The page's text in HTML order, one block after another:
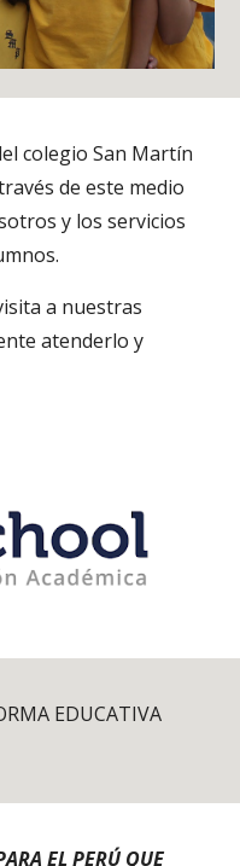
colegio San Martín
de este medio
y los servicios
a nuestras
atenderlo y
EDUCATIVA
EL PERÚ QUE